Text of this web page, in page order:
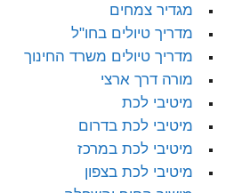
מגדיר צמחים
מדריך טיולים בחו"ל
מדריך טיולים משרד החינוך
מורה דרך ארצי
מיטיבי לכת
מיטיבי לכת בדרום
מיטיבי לכת במרכז
מיטיבי לכת בצפון